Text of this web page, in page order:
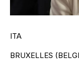
ITA
BRUXELLES